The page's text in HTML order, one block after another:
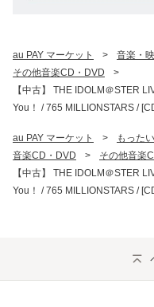
au PAY マーケット > 音楽・
その他音楽CD・DVD
>
【中古】 THE IDOLM＠STER
You！ / 765 MILLIONSTARS /
au PAY マーケット > もった
音楽CD・DVD
> その他音楽
【中古】 THE IDOLM＠STER
You！ / 765 MILLIONSTARS /